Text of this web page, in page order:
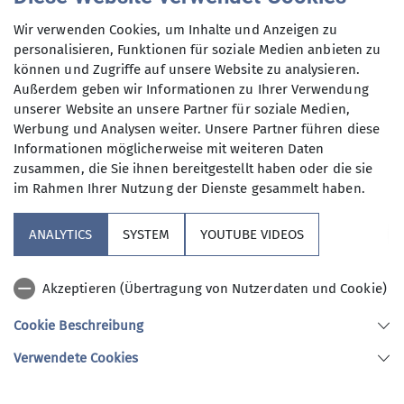
Thiemannstraße 1 Tor 4
12059 Berlin
mehr erfahren
Betriebskosten diese Halle. AlpinClub-Mitglieder
zahlen einen ermäßigten Eintrittspreis.
https://www.ostbloc.de/
Hauptstraße 13
10317 Berlin
mehr erfahren
Höchste Kletterhalle Berlins (17 m) im Süden der
Stadt, mit Autobelays und neuer Außenanlage.
Der AlpinClub Berlin beteiligt sich an den
Betriebskosten diese Halle. AlpinClub-Mitglieder
zahlen einen ermäßigten Eintrittspreis.
https://southrock-berlin.de/
mehr erfahren
Südbloc
Boulderhalle mit großem Außenbereich im Süden
Berlins.
Der AlpinClub Berlin beteiligt sich an den
Betriebskosten diese Halle. AlpinClub-Mitglieder
https://www.südbloc.de/
Großbeerenstraße 2–10, Haus 4
Unsere Sektion
Kooperationspartner
Sektion AlpinClub Berlin des Deutschen Alpenvereins e.V.
Wir verwenden Cookies, um Inhalte und Anzeigen zu
personalisieren, Funktionen für soziale Medien anbieten zu
können und Zugriffe auf unsere Website zu analysieren.
Außerdem geben wir Informationen zu Ihrer Verwendung
unserer Website an unsere Partner für soziale Medien,
Werbung und Analysen weiter. Unsere Partner führen diese
Informationen möglicherweise mit weiteren Daten
zusammen, die Sie ihnen bereitgestellt haben oder die sie
im Rahmen Ihrer Nutzung der Dienste gesammelt haben.
ANALYTICS SYSTEM YOUTUBE VIDEOS
Akzeptieren (Übertragung von Nutzerdaten und Cookie)
Cookie Beschreibung
Verwendete Cookies